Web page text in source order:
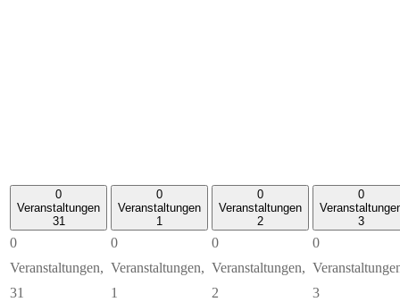
0
Veranstaltungen
31
0
Veranstaltungen,
31
0
Veranstaltungen
1
0
Veranstaltungen,
1
0
Veranstaltungen
2
0
Veranstaltungen,
2
0
3
0
3